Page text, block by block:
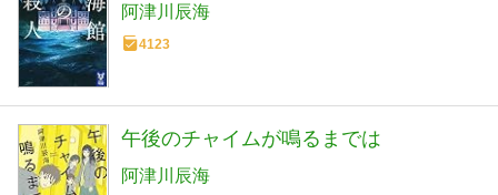
阿津川辰海
4123
午後のチャイムが鳴るまでは
阿津川辰海